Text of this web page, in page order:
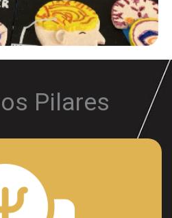
Pilares